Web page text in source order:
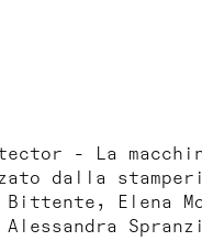
- La
dalla
Elena